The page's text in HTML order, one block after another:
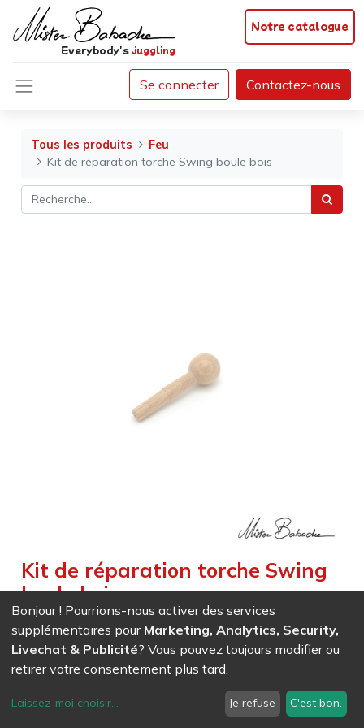
Notre catalogue
Everybody'sjuggling
Se connecter Contactez-nous
Tous les produits
Feu
Kit de réparation torche Swing boule bois
Kit de réparation torche Swing
boule bois
Weight : 0,031kg
8,06CHF/ HT
EAN 7611847008932 - Ref ( 0893
Bonjour ! Pourrions-nous activer des services
supplémentaires pour Marketing, Analytics, Security,
Livechat & Publicité? Vous pouvez toujours modifier ou
retirer votre consentement plus tard.
Laissez-moi choisir... Je refuse C'est bon.